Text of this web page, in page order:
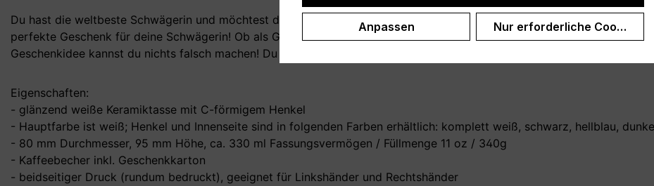
Du hast die weltbeste Schwägerin und möchtest dich dafür mit einem kleinen Geschenk bedanken? Diese (auf Wunsch
perfekte Geschenk für deine Schwägerin! Ob als Geburtstagsgeschenk, aus einem anderen besonderen Anlass oder
Geschenkidee kannst du nichts falsch machen! Du hast noch einen Schwager? Gar kein Problem, wir bieten auch
Eigenschaften:
- glänzend weiße Keramiktasse mit C-förmigem Henkel
- Hauptfarbe ist weiß; Henkel und Innenseite sind in folgenden Farben erhältlich: komplett weiß, schwarz, hellblau,
- 80 mm Durchmesser, 95 mm Höhe, ca. 330 ml Fassungsvermögen / Füllmenge 11 oz / 340g
- Kaffeebecher inkl. Geschenkkarton
- beidseitiger Druck (rundum bedruckt), geeignet für Linkshänder und Rechtshänder
Anpassen Nur erforderliche Cookies